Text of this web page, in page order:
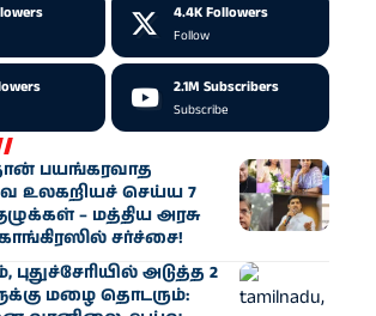
4.4K Followers
Follow
2.1M Subscribers
Subscribe
பயங்கரவாத
உலகறியச் செய்ய 7
– மத்திய அரசு
காங்கிரஸில் சர்ச்சை!
புதுச்சேரியில் அடுத்த 2
மழை தொடரும்: